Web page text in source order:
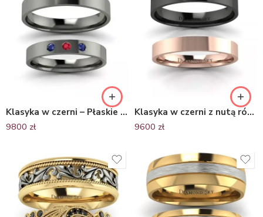
Klasyka w czerni – Płaskie obrączki ślubne z czarnego złota z szafirami oraz rubinem, 3mm, 4mm
9800 zł
Klasyka w czerni z nutą różu – Komplet płaskich obrączek z czarnego i różowego złota, 3mm, 4mm
9600 zł